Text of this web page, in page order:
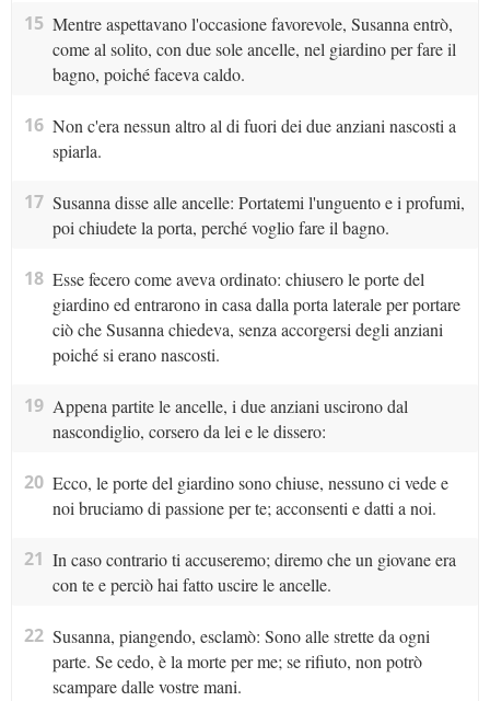
15 Mentre aspettavano l'occasione favorevole, Susanna entrò,
come al solito, con due sole ancelle, nel giardino per fare il
bagno, poiché faceva caldo.
16 Non c'era nessun altro al di fuori dei due anziani nascosti a
spiarla.
17 Susanna disse alle ancelle: Portatemi l'unguento e i profumi,
poi chiudete la porta, perché voglio fare il bagno.
18 Esse fecero come aveva ordinato: chiusero le porte del
giardino ed entrarono in casa dalla porta laterale per portare
ciò che Susanna chiedeva, senza accorgersi degli anziani
poiché si erano nascosti.
19 Appena partite le ancelle, i due anziani uscirono dal
nascondiglio, corsero da lei e le dissero:
20 Ecco, le porte del giardino sono chiuse, nessuno ci vede e
noi bruciamo di passione per te; acconsenti e datti a noi.
21 In caso contrario ti accuseremo; diremo che un giovane era
con te e perciò hai fatto uscire le ancelle.
22 Susanna, piangendo, esclamò: Sono alle strette da ogni
parte. Se cedo, è la morte per me; se rifiuto, non potrò
scampare dalle vostre mani.